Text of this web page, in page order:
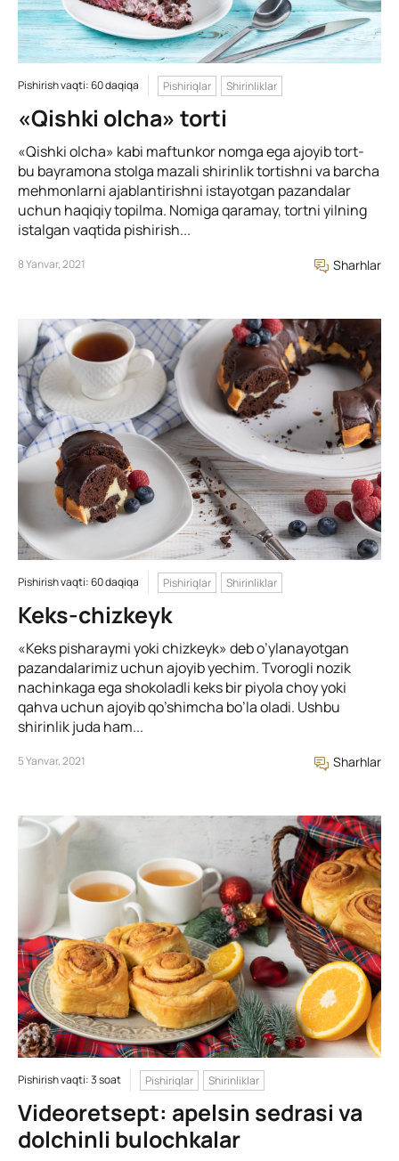
Pishirish vaqti: 60 daqiqa Pishiriqlar Shirinliklar
«Qishki olcha» torti
«Qishki olcha» kabi maftunkor nomga ega ajoyib tort-
bu bayramona stolga mazali shirinlik tortishni va barcha
mehmonlarni ajablantirishni istayotgan pazandalar
uchun haqiqiy topilma. Nomiga qaramay, tortni yilning
istalgan vaqtida pishirish...
8 Yanvar, 2021 Sharhlar
Pishirish vaqti: 60 daqiqa Pishiriqlar Shirinliklar
Keks-chizkeyk
«Keks pisharaymi yoki chizkeyk» deb o’ylanayotgan
pazandalarimiz uchun ajoyib yechim. Tvorogli nozik
nachinkaga ega shokoladli keks bir piyola choy yoki
qahva uchun ajoyib qo’shimcha bo’la oladi. Ushbu
shirinlik juda ham...
5 Yanvar, 2021 Sharhlar
Pishirish vaqti: 3 soat Pishiriqlar Shirinliklar
Videoretsept: apelsin sedrasi va
dolchinli bulochkalar